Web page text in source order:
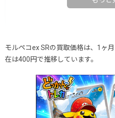
モルペコex SRの買取価格は、1ヶ
在は400円で推移しています。